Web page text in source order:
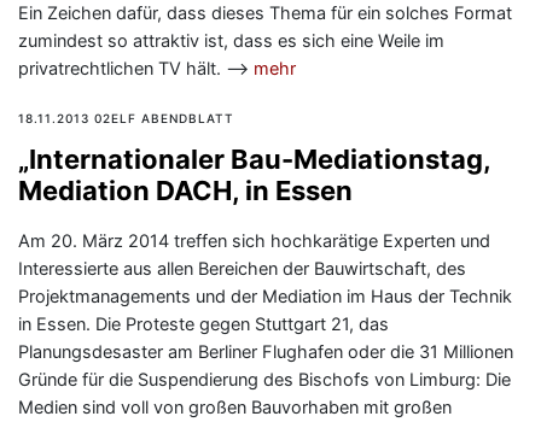
Ein Zeichen dafür, dass dieses Thema für ein solches Format
zumindest so attraktiv ist, dass es sich eine Weile im
privatrechtlichen TV hält. —> mehr
18.11.2013 02ELF ABENDBLATT
„Internationaler Bau-Mediationstag,
Mediation DACH, in Essen
Am 20. März 2014 treffen sich hochkarätige Experten und
Interessierte aus allen Bereichen der Bauwirtschaft, des
Projektmanagements und der Mediation im Haus der Technik
in Essen. Die Proteste gegen Stuttgart 21, das
Planungsdesaster am Berliner Flughafen oder die 31 Millionen
Gründe für die Suspendierung des Bischofs von Limburg: Die
Medien sind voll von großen Bauvorhaben mit großen